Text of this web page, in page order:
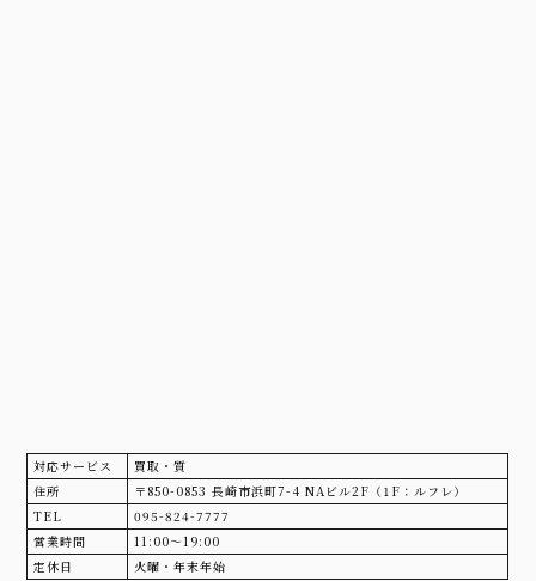
対応サービス
買取・質
住所
〒850-0853 長崎市浜町7-4 NAビル2F（1F：ルフレ）
TEL
095-824-7777
営業時間
11:00〜19:00
定休日
火曜・年末年始